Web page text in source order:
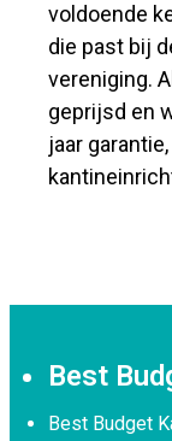
voldoende
die past bij
vereniging.
geprijsd en
jaar
Best
Best Budget